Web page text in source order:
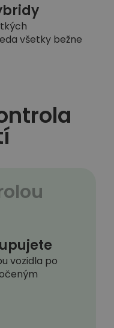
všetky bežne
vozidla po